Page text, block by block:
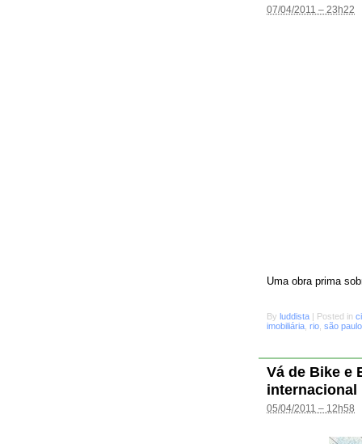
07/04/2011 – 23h22
Uma obra prima
By luddista | Posted in
imobiliária rio são paulo
Vá de Bike e
internacional
05/04/2011 – 12h58